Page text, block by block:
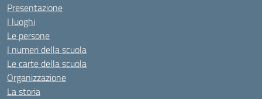
Presentazione
I luoghi
Le persone
I numeri della scuola
Le carte della scuola
Organizzazione
La storia